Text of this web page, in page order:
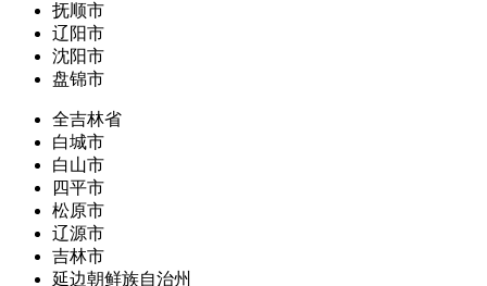
抚顺市
辽阳市
沈阳市
盘锦市
全吉林省
白城市
白山市
四平市
松原市
辽源市
吉林市
延边朝鲜族自治州